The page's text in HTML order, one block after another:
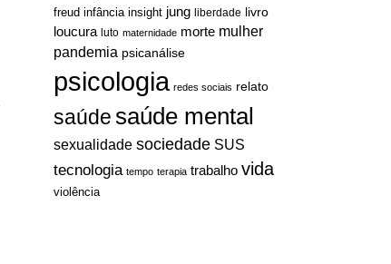
freud infância insight jung liberdade livro
loucura luto maternidade morte mulher
pandemia psicanálise
psicologia redes sociais relato
saúdesaúde mental
sexualidade sociedade SUS
tecnologia tempo terapia trabalho vida
violência